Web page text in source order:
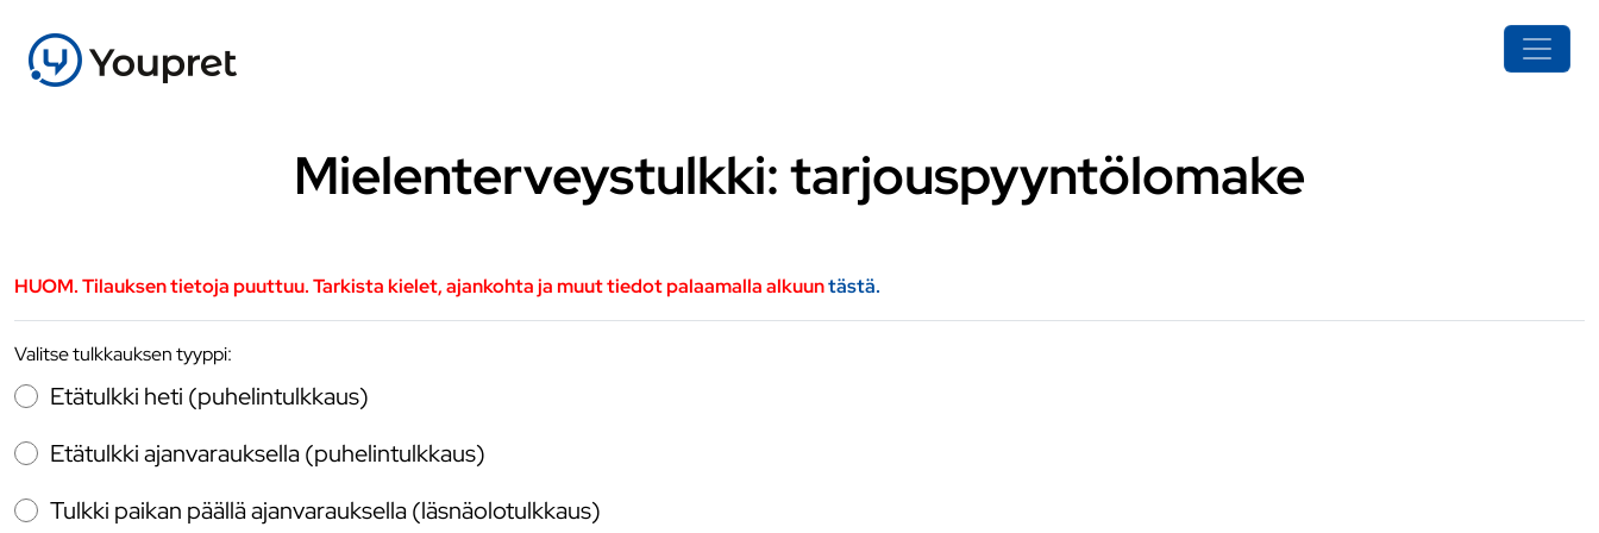
Mielenterveystulkki: tarjouspyyntölomake
HUOM. Tilauksen tietoja puuttuu. Tarkista kielet, ajankohta ja muut tiedot palaamalla alkuuntästä.
Valitse tulkkauksen tyyppi:
Etätulkki heti (puhelintulkkaus)
Etätulkki ajanvarauksella (puhelintulkkaus)
Tulkki paikan päällä ajanvarauksella (läsnäolotulkkaus)